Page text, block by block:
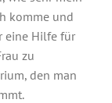
komme und
eine Hilfe für
zu
den man